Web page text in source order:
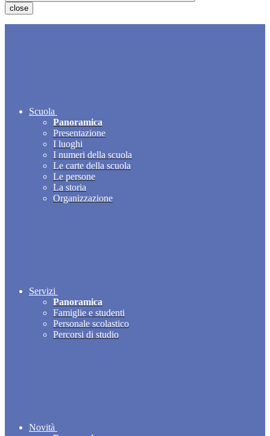
close
Scuola
Panoramica
Presentazione
I luoghi
I numeri della scuola
Le carte della scuola
Le persone
La storia
Organizzazione
Servizi
Panoramica
Famiglie e studenti
Personale scolastico
Percorsi di studio
Novità